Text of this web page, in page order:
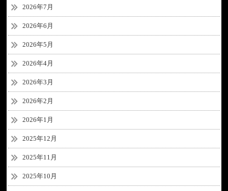
2026年7月
2026年6月
2026年5月
2026年4月
2026年3月
2026年2月
2026年1月
2025年12月
2025年11月
2025年10月